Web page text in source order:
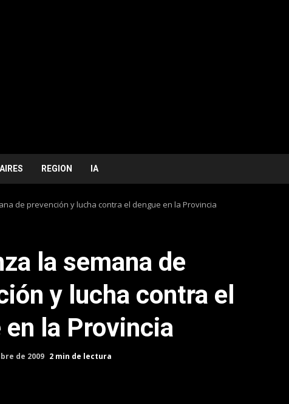
REGION IA
de prevención y lucha contra el dengue en la Provincia
la semana de
y lucha contra el
en la Provincia
de 2009 2 min de lectura